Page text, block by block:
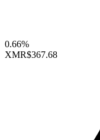
0.66%
XMR$367.68